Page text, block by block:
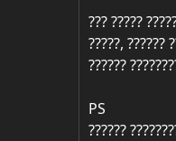
??? ?????
?????, ??????
??????
PS
??????